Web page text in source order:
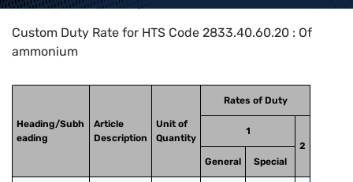
Home>HTS Codes> Chapter
Custom Duty Rate for HTS Code 2833.40.60.20 : Of
ammonium
Heading/Subh
eading
Article
Description
Unit of
Quantity
Rates of Duty
1
2
General
Special